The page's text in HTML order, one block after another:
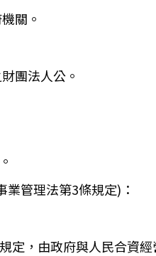
關。
團法人公。
管理法第3條規定)：
定，由政府與人民合資經